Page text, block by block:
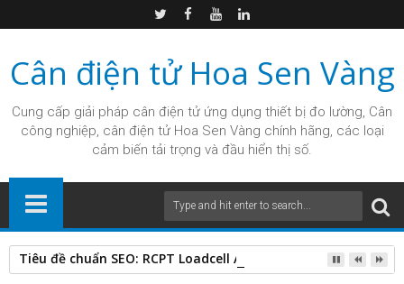
Cân điện tử Hoa Sen Vàng
Cung cấp giải pháp cân điện tử ứng dụng thiết bị đo lường, Cân
công nghiệp, cân điện tử Hoa Sen Vàng chính hãng, các loại
cảm biến tải trọng và đầu hiển thị số.
Tiêu đề chuẩn SEO: RCPT Loadcell Analog Định Dạng Chuẩn